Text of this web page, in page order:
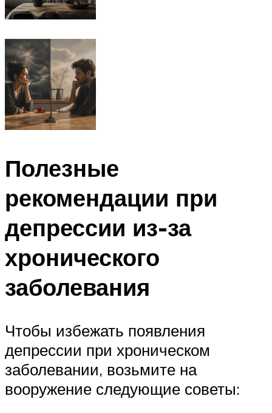
Полезные
рекомендации при
депрессии из-за
хронического
заболевания
Чтобы избежать появления
депрессии при хроническом
заболевании, возьмите на
вооружение следующие советы: